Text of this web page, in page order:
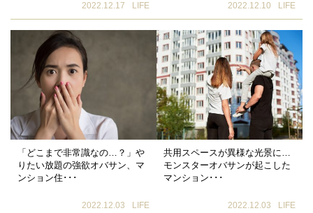
2022.12.17 LIFE 2022.12.10 LIFE
「どこまで非常識なの…？」や
りたい放題の強欲オバサン、マ
ンション住･･･
2022.12.03 LIFE
共用スペースが異様な光景に…
モンスターオバサンが起こした
マンション･･･
2022.12.03 LIFE